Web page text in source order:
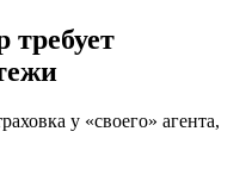
требует
у «своего» агента,